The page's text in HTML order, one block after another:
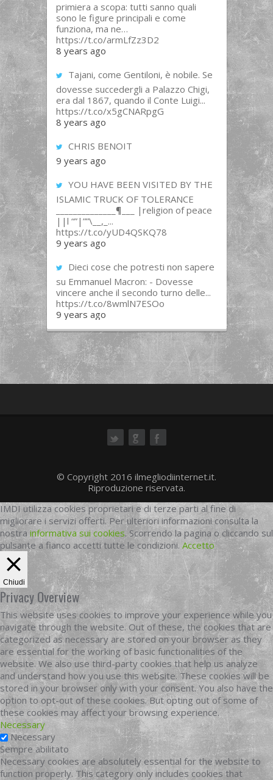
primiera a scopa: tutti sanno quali
sono le figure principali e come
funziona, ma ne…
https://t.co/armLfZz3D2
8 years ago
Tajani, come Gentiloni, è nobile. Se
dovesse succedergli a Palazzo Chigi,
era dal 1867, quando il Conte Luigi...
https://t.co/x5gCNARpgG
8 years ago
CHRIS BENOIT
9 years ago
YOU HAVE BEEN VISITED BY THE
ISLAMIC TRUCK OF TOLERANCE
______________¶___ |religion of peace
||l “”|””\__,_...
https://t.co/yUD4QSKQ78
9 years ago
Dieci cose che potresti non sapere
su Emmanuel Macron: - Dovesse
vincere anche il secondo turno delle...
https://t.co/8wmlN7ESOo
9 years ago
© Copyright 2016 ilmegliodiinternet.it.
Riproduzione riservata.
IMDI utilizza cookies proprietari e di terze parti al fine di
migliorare i servizi offerti. Per ulteriori informazioni consulta la
nostrainformativa sui cookies. Scorrendo la pagina o cliccando sul
pulsante a fianco accetti tutte le condizioni. Accetto
Chiudi
Privacy Overview
This website uses cookies to improve your experience while you
navigate through the website. Out of these, the cookies that are
categorized as necessary are stored on your browser as they
are essential for the working of basic functionalities of the
website. We also use third-party cookies that help us analyze
and understand how you use this website. These cookies will be
stored in your browser only with your consent. You also have the
option to opt-out of these cookies. But opting out of some of
these cookies may affect your browsing experience.
Necessary
Necessary
Sempre abilitato
Necessary cookies are absolutely essential for the website to
function properly. This category only includes cookies that